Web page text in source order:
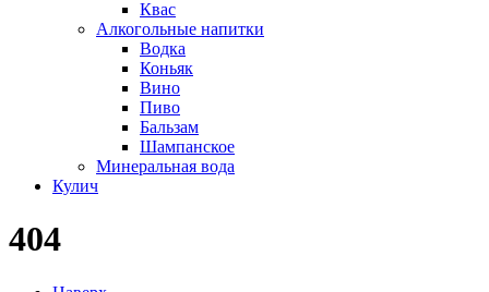
Квас
Алкогольные напитки
Водка
Коньяк
Вино
Пиво
Бальзам
Шампанское
Минеральная вода
Кулич
404